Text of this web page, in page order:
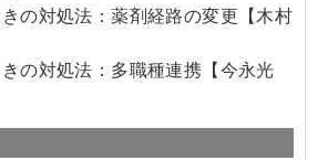
の対処法：薬剤経路の変更【木村
の対処法：多職種連携【今永光